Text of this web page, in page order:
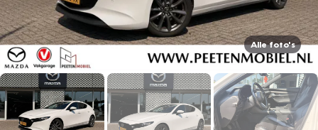
Alle foto's